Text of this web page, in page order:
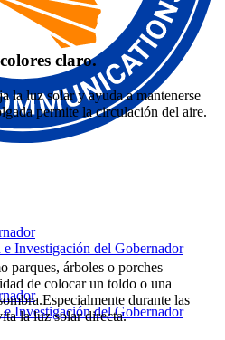
claro.
la luz solar y ayuda a mantenerse
permite la circulación del aire.
parques, árboles o porches
de colocar un toldo o una
durante las
la luz solar directa.
Investigación del Gobernador
Investigación del Gobernador